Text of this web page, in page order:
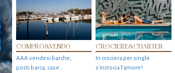
COMPRO&VENDO
AAA vendesi barche,
posti barca, case…
CROCIERE&CHARTER
In crociera per single
s'incrocia l’amore?